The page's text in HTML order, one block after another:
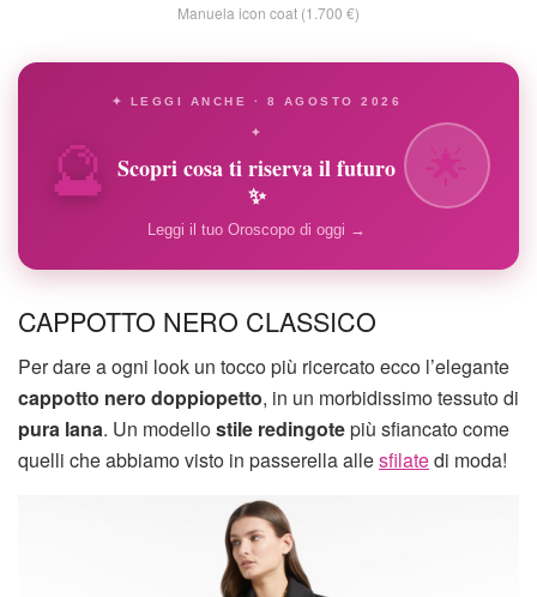
Manuela icon coat (1.700 €)
🔮
✦ LEGGI ANCHE · 8 AGOSTO 2026
✦
Scopri cosa ti riserva il futuro
✨
Leggi il tuo Oroscopo di oggi →
CAPPOTTO NERO CLASSICO
Per dare a ogni look un tocco più ricercato ecco l’elegante
cappotto nero doppiopetto, in un morbidissimo tessuto di
pura lana. Un modellostile redingotepiù sfiancato come
quelli che abbiamo visto in passerella allesfilatedi moda!